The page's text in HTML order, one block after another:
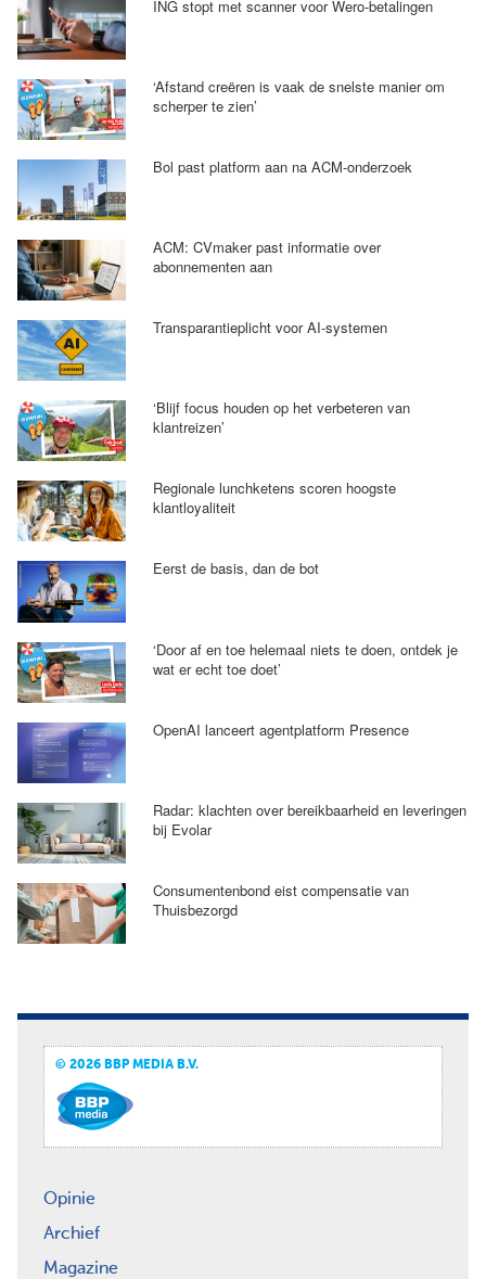
ING stopt met scanner voor Wero-betalingen
‘Afstand creëren is vaak de snelste manier om
scherper te zien’
Bol past platform aan na ACM-onderzoek
ACM: CVmaker past informatie over
abonnementen aan
Transparantieplicht voor AI-systemen
‘Blijf focus houden op het verbeteren van
klantreizen’
Regionale lunchketens scoren hoogste
klantloyaliteit
Eerst de basis, dan de bot
‘Door af en toe helemaal niets te doen, ontdek je
wat er echt toe doet’
OpenAI lanceert agentplatform Presence
Radar: klachten over bereikbaarheid en leveringen
bij Evolar
Consumentenbond eist compensatie van
Thuisbezorgd
© 2026 BBP MEDIA B.V.
Opinie
Archief
Magazine